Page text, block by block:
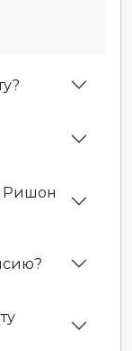
Ришон